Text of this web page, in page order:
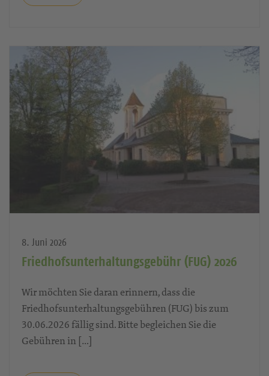
8. Juni 2026
Friedhofsunterhaltungsgebühr (FUG) 2026
Wir möchten Sie daran erinnern, dass die
Friedhofsunterhaltungsgebühren (FUG) bis zum
30.06.2026 fällig sind. Bitte begleichen Sie die
Gebühren in […]